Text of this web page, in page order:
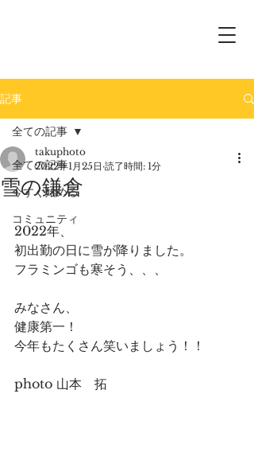
記事
全ての記事
今すぐ始める
コミュニティ
全ての記事
雪の鎌倉
takuphoto
2022年1月25日 読了時間: 1分
2022年、
初出勤の日に雪が降りました。
フラミンゴも寒そう、、、
みなさん、
健康第一！
今年もたくさん笑いましょう！！
photo 山本　拓